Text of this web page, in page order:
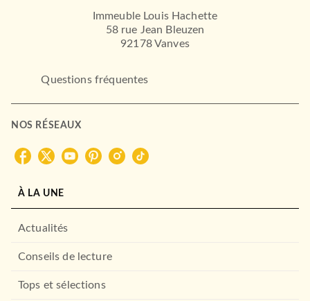
Immeuble Louis Hachette
58 rue Jean Bleuzen
92178 Vanves
Questions fréquentes
NOS RÉSEAUX
À LA UNE
Actualités
Conseils de lecture
Tops et sélections